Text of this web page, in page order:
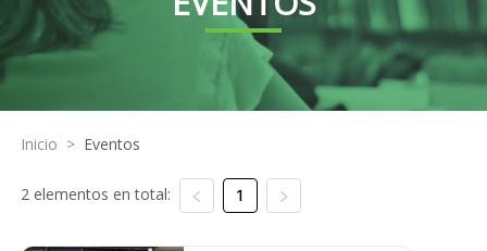
Inicio > Eventos
2 elementos en total: 1